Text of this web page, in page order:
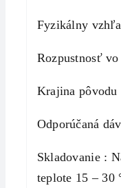
Fyzikálny
Rozpustnosť
Krajina pôvodu
Odporúčaná
Skladovanie :
teplote 15 – 30